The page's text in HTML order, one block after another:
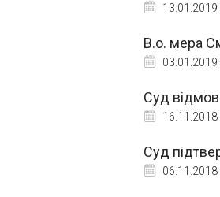
13.01.2019
В.о. мера
03.01.2019
Суд
16.11.2018
Суд
06.11.2018